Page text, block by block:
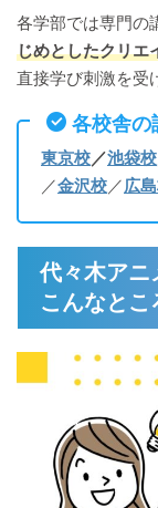
各学部では専門の
じめとしたクリエ
直接学び刺激を受
各校舎の
東京校／池袋校
／金沢校／広
代々木アニ
こんなとこ